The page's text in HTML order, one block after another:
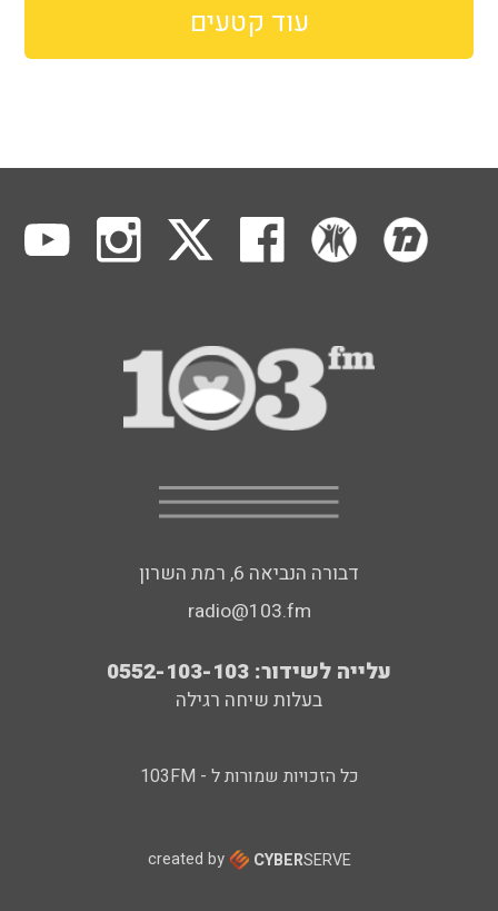
עוד קטעים
דבורה הנביאה 6, רמת השרון
radio@103.fm
עלייה לשידור: 0552-103-103
בעלות שיחה רגילה
כל הזכויות שמורות ל - 103FM
created by CYBERSERVE